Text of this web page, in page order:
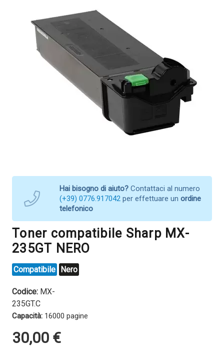
Hai bisogno di aiuto? Contattaci al numero
(+39) 0776.917042 per effettuare un ordine
telefonico
Toner compatibile Sharp MX-
235GT NERO
Compatibile Nero
Codice: MX-
235GT.C
Capacità: 16000 pagine
30,00 €